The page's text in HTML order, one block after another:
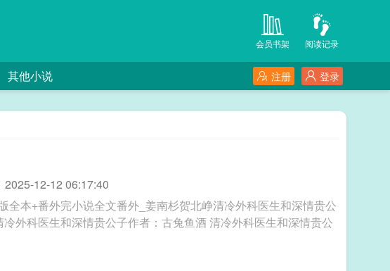
阅读记录
会员书架
其他小说 登录
注册
2025-12-12 06:17:40
全本+番外完小说全文番外_姜南杉贺北峥清冷外科医生和深情贵公
深情贵公子作者：古兔鱼酒 清冷外科医生和深情贵公